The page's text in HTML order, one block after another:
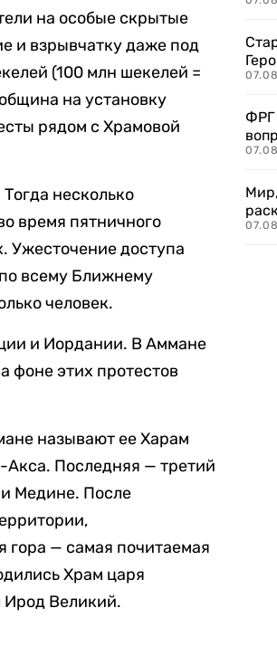
на особые скрытые
и взрывчатку даже под
(100 млн шекелей =
на установку
рядом с Храмовой
несколько
время пятничного
Ужесточение доступа
всему Ближнему
человек.
и Иордании. В Аммане
фоне этих протестов
называют ее Харам
Последняя — третий
и Медине. После
— самая почитаемая
Храм царя
Ирод Великий.
ФРГ